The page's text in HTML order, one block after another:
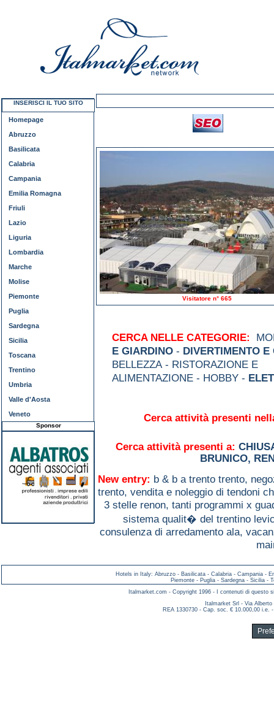
Visitatore n° 665
CERCA NELLE CATEGORIE:
E GIARDINO - DIVERTIMENTO E
BELLEZZA - RISTORAZIONE E
ALIMENTAZIONE - HOBBY -
Cerca attività presenti
Cerca attività presenti a:
BRUNICO,
New entry: b & b a trento trento,
trento, vendita e noleggio di tendoni
3 stelle renon, tanti programmi x
sistema qualit� del trentino
consulenza di arredamento ala,
INSERISCI IL TUO SITO
Homepage
Abruzzo
Basilicata
Calabria
Campania
Emilia Romagna
Friuli
Lazio
Liguria
Lombardia
Marche
Molise
Piemonte
Puglia
Sardegna
Sicilia
Toscana
Trentino
Umbria
Valle d'Aosta
Veneto
Sponsor
Hotels in Italy: Abruzzo - Basilicata - Calabria - Campania -
Piemonte- Puglia- Sardegna- Sicilia-
Italmarket.com - Copyright 1996 - I contenuti di questo
Italmarket Srl - Via
REA 1330730 - Cap. soc. € 10.000,00 i.e.